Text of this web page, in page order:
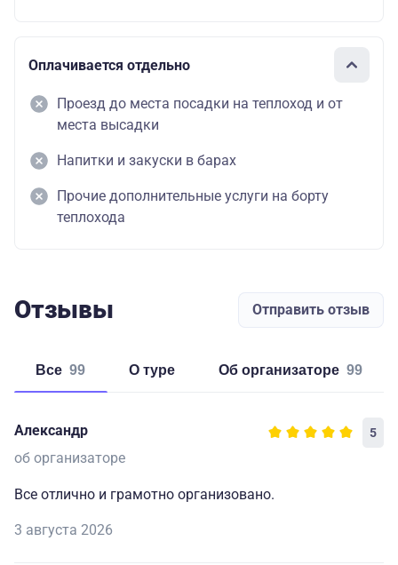
Оплачивается отдельно
Проезд до места посадки на теплоход и от
места высадки
Напитки и закуски в барах
Прочие дополнительные услуги на борту
теплохода
Отзывы Отправить отзыв
Все 99 о туре об организаторе 99
Александр 5
об организаторе
Все отлично и грамотно организовано.
3 августа 2026